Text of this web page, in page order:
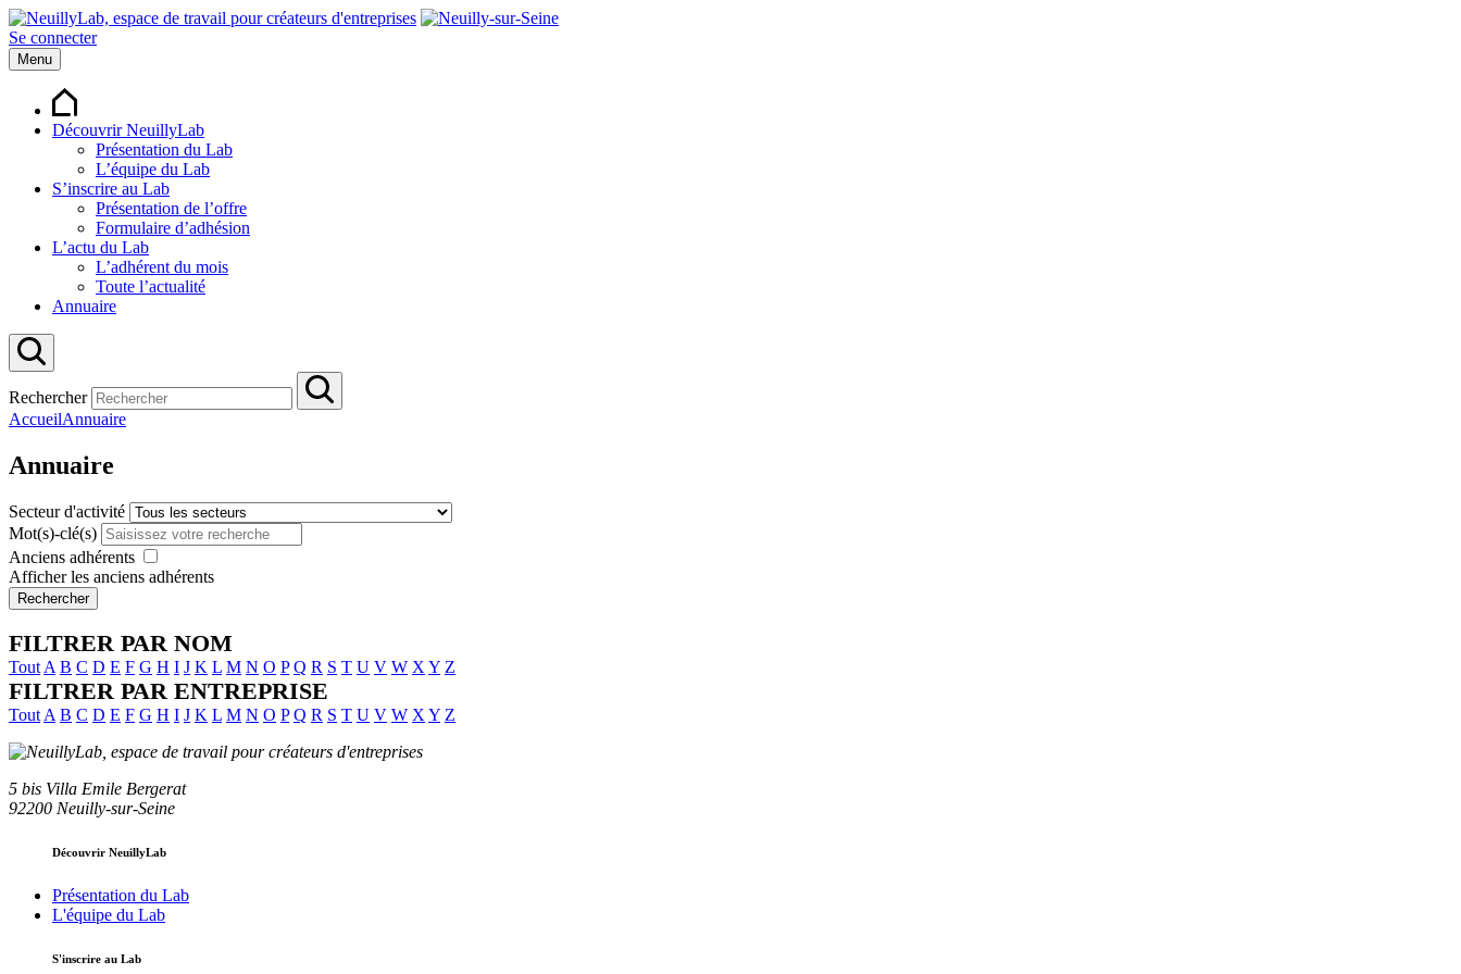
Se connecter
Menu
Découvrir NeuillyLab
Présentation du Lab
L’équipe du Lab
S’inscrire au Lab
Présentation de l’offre
Formulaire d’adhésion
L’actu du Lab
L’adhérent du mois
Toute l’actualité
Annuaire
Rechercher
AccueilAnnuaire
Annuaire
Secteur d'activité
Mot(s)-clé(s)
Anciens adhérents
Afficher les anciens adhérents
Rechercher
FILTRER PAR NOM
Tout A B C D E F G H I J K L M N O P Q R S T U V W X Y Z
FILTRER PAR ENTREPRISE
Tout A B C D E F G H I J K L M N O P Q R S T U V W X Y Z
5 bis Villa Emile Bergerat
92200 Neuilly-sur-Seine
Découvrir NeuillyLab
Présentation du Lab
L'équipe du Lab
S'inscrire au Lab